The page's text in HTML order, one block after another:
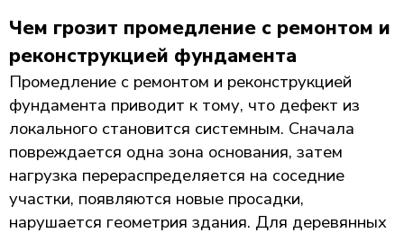
Чем грозит промедление с ремонтом и
реконструкцией фундамента
Промедление с ремонтом и реконструкцией
фундамента приводит к тому, что дефект из
локального становится системным. Сначала
повреждается одна зона основания, затем
нагрузка перераспределяется на соседние
участки, появляются новые просадки,
нарушается геометрия здания. Для деревянных